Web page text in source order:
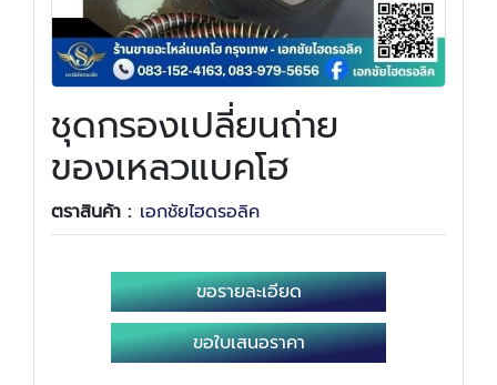
ชุดกรองเปลี่ยนถ่าย
ของเหลวแบคโฮ
ตราสินค้า : เอกชัยไฮดรอลิค
ขอรายละเอียด
ขอใบเสนอราคา